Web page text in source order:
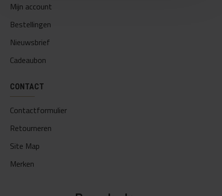
Mijn account
Bestellingen
Nieuwsbrief
Cadeaubon
CONTACT
Contactformulier
Retourneren
Site Map
Merken